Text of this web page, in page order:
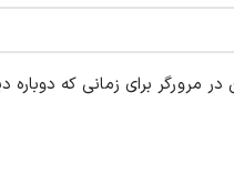
مرورگر برای زمانی که